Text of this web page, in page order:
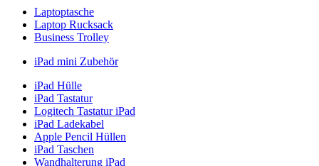
Laptoptasche
Laptop Rucksack
Business Trolley
iPad mini Zubehör
iPad Hülle
iPad Tastatur
Logitech Tastatur iPad
iPad Ladekabel
Apple Pencil Hüllen
iPad Taschen
Wandhalterung iPad